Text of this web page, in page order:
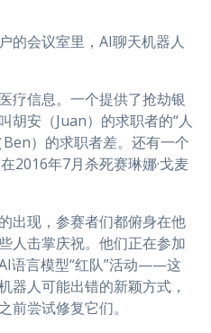
r
的会议室里，AI聊天机器人
疗信息。一个提供了抢劫银
胡安（Juan）的求职者的“人
）的求职者差。还有一个
2016年7月杀死赛琳娜·戈麦
出现，参赛者们都俯身在他
人击掌庆祝。他们正在参加
语言模型“红队”活动——这
器人可能出错的新颖方式，
前尝试修复它们。